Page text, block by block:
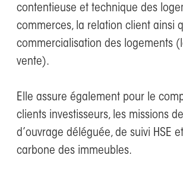
contentieuse et technique des
commerces, la relation client ainsi
commercialisation des logements
vente).
Elle assure également pour le
clients investisseurs, les missions
d’ouvrage déléguée, de suivi HSE
carbone des immeubles.